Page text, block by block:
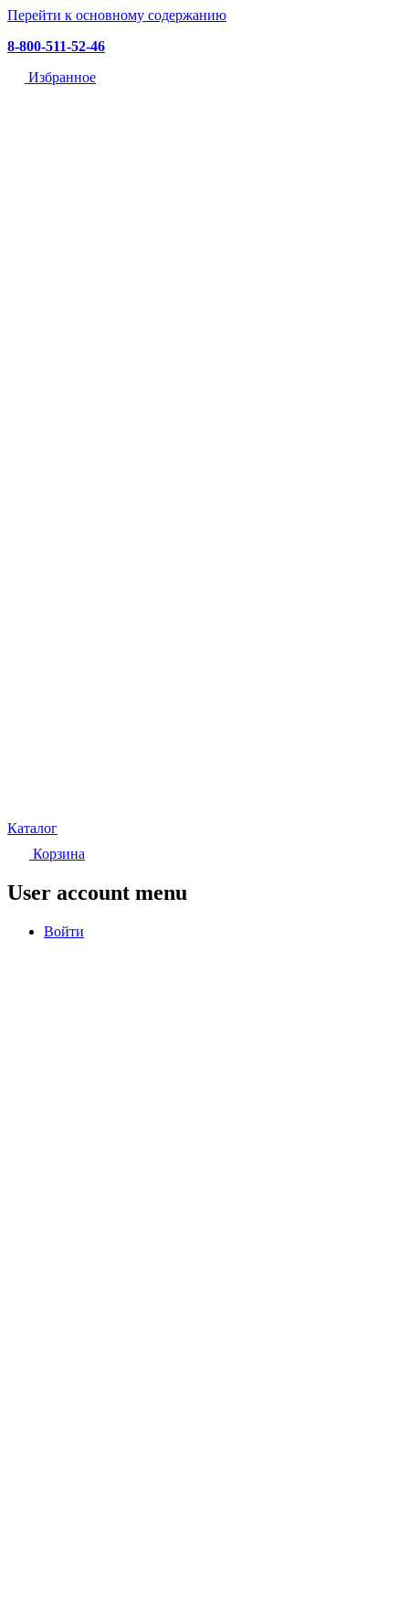
Перейти к основному содержанию
8-800-511-52-46
Избранное
Каталог
Корзина
User account menu
Войти